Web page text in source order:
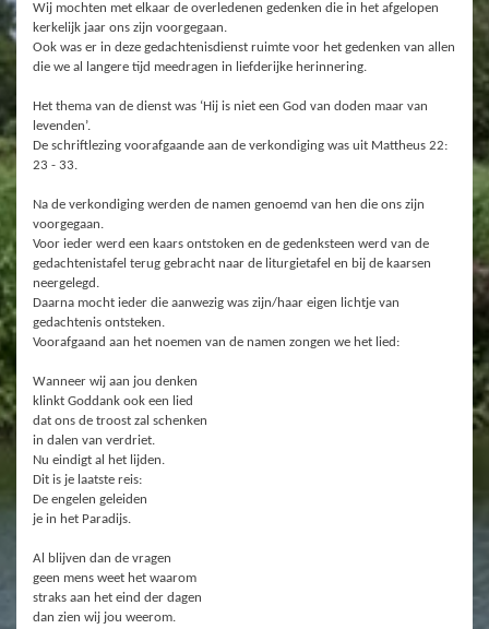
Wij mochten met elkaar de overledenen gedenken die in het afgelopen
kerkelijk jaar ons zijn voorgegaan.
Ook was er in deze gedachtenisdienst ruimte voor het gedenken van allen
die we al langere tijd meedragen in liefderijke herinnering.
Het thema van de dienst was ‘Hij is niet een God van doden maar van
levenden’.
De schriftlezing voorafgaande aan de verkondiging was uit Mattheus 22:
23 - 33.
Na de verkondiging werden de namen genoemd van hen die ons zijn
voorgegaan.
Voor ieder werd een kaars ontstoken en de gedenksteen werd van de
gedachtenistafel terug gebracht naar de liturgietafel en bij de kaarsen
neergelegd.
Daarna mocht ieder die aanwezig was zijn/haar eigen lichtje van
gedachtenis ontsteken.
Voorafgaand aan het noemen van de namen zongen we het lied:
Wanneer wij aan jou denken
klinkt Goddank ook een lied
dat ons de troost zal schenken
in dalen van verdriet.
Nu eindigt al het lijden.
Dit is je laatste reis:
De engelen geleiden
je in het Paradijs.
Al blijven dan de vragen
geen mens weet het waarom
straks aan het eind der dagen
dan zien wij jou weerom.